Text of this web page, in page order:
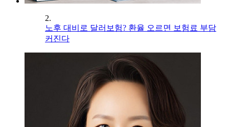
2.
노후 대비로 달러보험? 환율 오르면 보험료 부담
커진다